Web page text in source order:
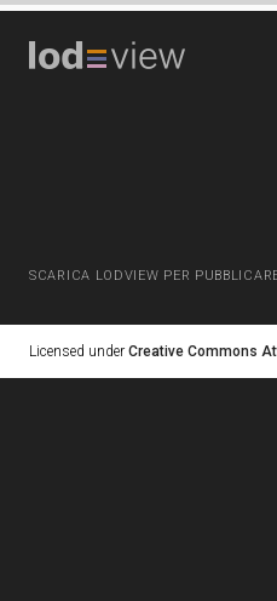
SCARICA LODVIEW PER
Licensed under Creative Commons